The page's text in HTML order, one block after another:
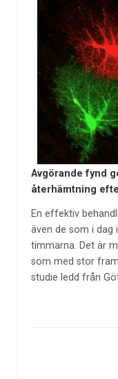
Avgörande fynd
återhämtning
En effektiv
även de som i
timmarna. Det är
som med stor
studie ledd från